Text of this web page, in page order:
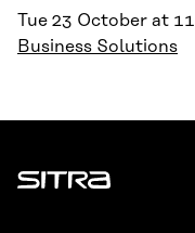
Tue 23 October at
Business Solutions
Sitra